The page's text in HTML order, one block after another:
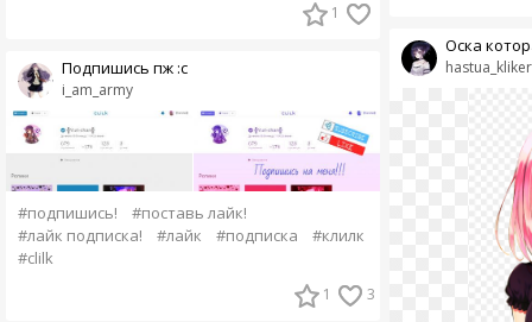
1
i_am_army
Подпишись пж :с
#подпишись!
#поставь лайк!
#лайк подписка!
#лайк #подписка
#клилк
#clilk
1 3
hastua_kliker
Оска